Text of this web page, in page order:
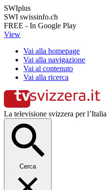
SWIplus
SWI swissinfo.ch
FREE - In Google Play
View
Vai alla homepage
Vai alla navigazione
Vai al contenuto
Vai alla ricerca
La televisione svizzera per l’Italia
Cerca